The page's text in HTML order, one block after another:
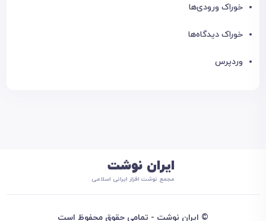
خوراک ورودی‌ها
خوراک دیدگاه‌ها
وردپرس
ایران نوشت
مجمع نوشت افزار ایرانی اسلامی
© ایران نوشت - تمامی حقوق محفوظ است